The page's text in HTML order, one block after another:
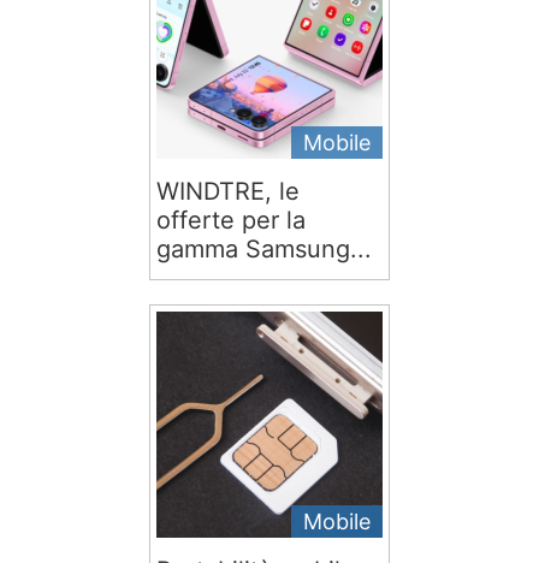
Mobile
WINDTRE, le
offerte per la
gamma Samsung...
Mobile